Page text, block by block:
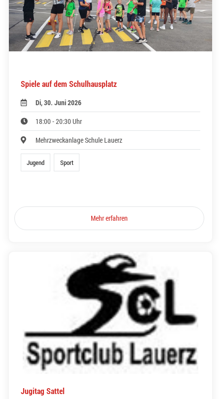
Spiele auf dem Schulhausplatz
Di, 30. Juni 2026
18:00 - 20:30 Uhr
Mehrzweckanlage Schule Lauerz
Jugend Sport
Mehr erfahren
Jugitag Sattel